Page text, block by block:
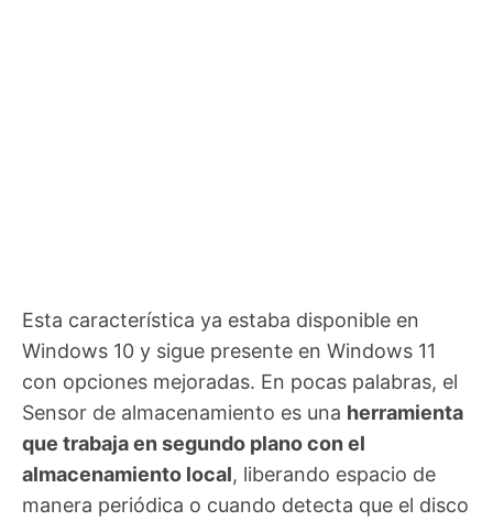
Esta característica ya estaba disponible en
Windows 10 y sigue presente en Windows 11
con opciones mejoradas. En pocas palabras, el
Sensor de almacenamiento es una herramienta
que trabaja en segundo plano con el
almacenamiento local, liberando espacio de
manera periódica o cuando detecta que el disco